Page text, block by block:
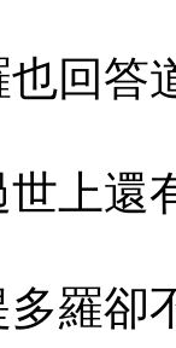
回答
還
卻